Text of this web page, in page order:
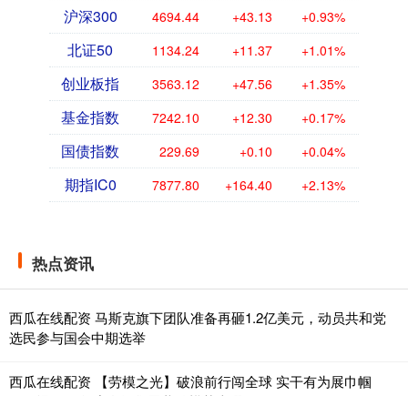
沪深300 4694.44 +43.13 +0.93%
北证50 1134.24 +11.37 +1.01%
创业板指 3563.12 +47.56 +1.35%
基金指数 7242.10 +12.30 +0.17%
国债指数 229.69 +0.10 +0.04%
期指IC0 7877.80 +164.40 +2.13%
热点资讯
西瓜在线配资 马斯克旗下团队准备再砸1.2亿美元，动员共和党
选民参与国会中期选举
西瓜在线配资 【劳模之光】破浪前行闯全球 实干有为展巾帼